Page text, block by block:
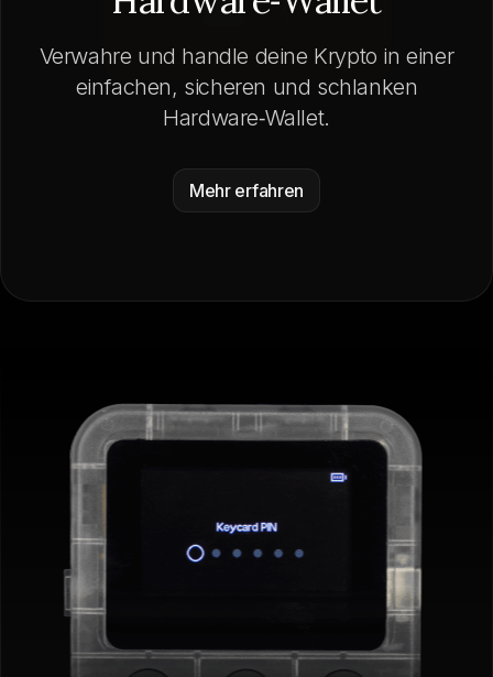
Verwahre und handle deine Krypto in einer
einfachen, sicheren und schlanken
Hardware‑Wallet.
Mehr erfahren